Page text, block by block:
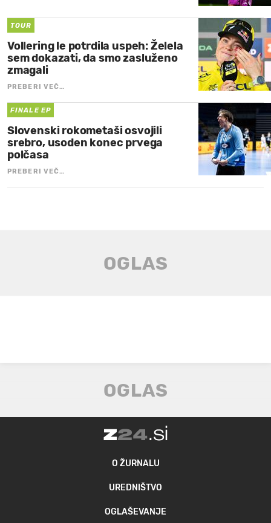
TOUR
Vollering le potrdila uspeh: Želela
sem dokazati, da smo zasluženo
zmagali
PREBERI VEČ…
FINALE EP
Slovenski rokometaši osvojili
srebro, usoden konec prvega
polčasa
PREBERI VEČ…
O ŽURNALU
UREDNIŠTVO
OGLAŠEVANJE